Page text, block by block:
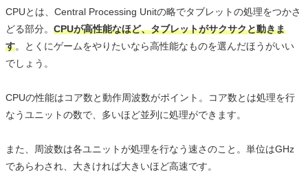
CPUとは、Central Processing Unitの略でタブレットの処理をつかさ
どる部分。 CPUが高性能なほど、タブレットがサクサクと動きま
す。とくにゲームをやりたいなら高性能なものを選んだほうがいい
でしょう。
CPUの性能はコア数と動作周波数がポイント。コア数とは処理を行
なうユニットの数で、多いほど並列に処理ができます。
また、周波数は各ユニットが処理を行なう速さのこと。単位はGHz
であらわされ、大きければ大きいほど高速です。